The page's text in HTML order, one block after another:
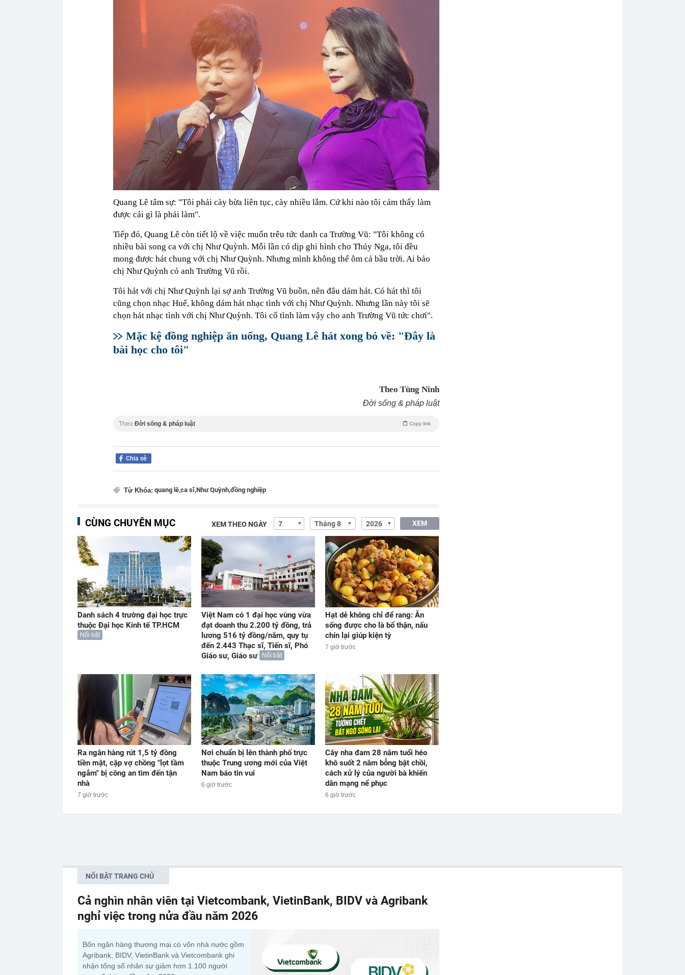
Quang Lê tâm sự: "Tôi phải cày bừa liên tục, cày nhiều lắm. Cứ khi nào tôi cảm thấy làm
được cái gì là phải làm".
Tiếp đó, Quang Lê còn tiết lộ về việc muốn trêu tức danh ca Trường Vũ: "Tôi không có
nhiều bài song ca với chị Như Quỳnh. Mỗi lần có dịp ghi hình cho Thúy Nga, tôi đều
mong được hát chung với chị Như Quỳnh. Nhưng mình không thể ôm cả bầu trời. Ai bảo
chị Như Quỳnh có anh Trường Vũ rồi.
Tôi hát với chị Như Quỳnh lại sợ anh Trường Vũ buồn, nên đâu dám hát. Có hát thì tôi
cũng chọn nhạc Huế, không dám hát nhạc tình với chị Như Quỳnh. Nhưng lần này tôi sẽ
chọn hát nhạc tình với chị Như Quỳnh. Tôi cố tình làm vậy cho anh Trường Vũ tức chơi".
Mặc kệ đồng nghiệp ăn uống, Quang Lê hát xong bỏ về: "Đây là
bài học cho tôi"
Theo Tùng Ninh
Đời sống & pháp luật
Theo Đời sống & pháp luật Copy link
Chia sẻ
Từ Khóa: quang lê,ca sĩ,Như Quỳnh,đồng nghiệp
CÙNG CHUYÊN MỤC XEM THEO NGÀY XEM
Danh sách 4 trường đại học trực
thuộc Đại học Kinh tế TP.HCM
Nổi bật
Việt Nam có 1 đại học vùng vừa
đạt doanh thu 2.200 tỷ đồng, trả
lương 516 tỷ đồng/năm, quy tụ
đến 2.443 Thạc sĩ, Tiến sĩ, Phó
Giáo sư, Giáo sư
Nổi bật
Hạt dẻ không chỉ để rang: Ăn
sống được cho là bổ thận, nấu
chín lại giúp kiện tỳ
7 giờ trước
Ra ngân hàng rút 1,5 tỷ đồng
tiền mặt, cặp vợ chồng "lọt tầm
ngắm" bị công an tìm đến tận
nhà
7 giờ trước
Nơi chuẩn bị lên thành phố trực
thuộc Trung ương mới của Việt
Nam báo tin vui
6 giờ trước
Cây nha đam 28 năm tuổi héo
khô suốt 2 năm bỗng bật chồi,
cách xử lý của người bà khiến
dân mạng nể phục
6 giờ trước
NỔI BẬT TRANG CHỦ
Cả nghìn nhân viên tại Vietcombank, VietinBank, BIDV và Agribank
nghỉ việc trong nửa đầu năm 2026
Bốn ngân hàng thương mại có vốn nhà nước gồm
Agribank, BIDV, VietinBank và Vietcombank ghi
nhận tổng số nhân sự giảm hơn 1.100 người